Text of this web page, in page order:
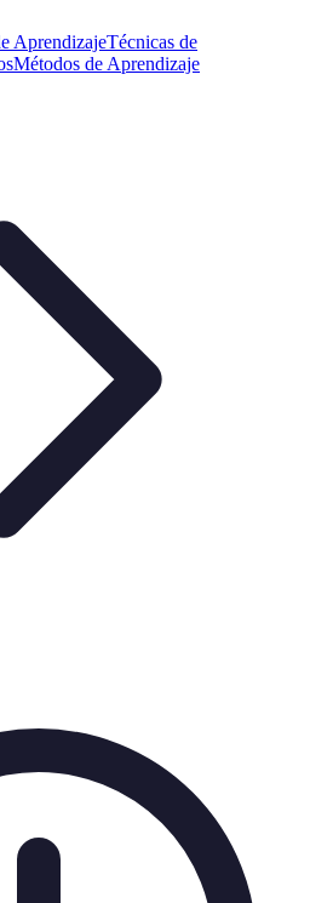
AprendizajeTécnicas de
Métodos de Aprendizaje